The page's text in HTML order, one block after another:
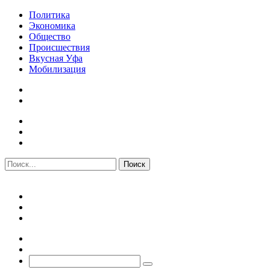
Политика
Экономика
Общество
Происшествия
Вкусная Уфа
Мобилизация